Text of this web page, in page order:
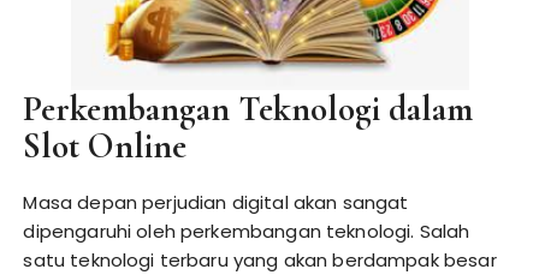
Perkembangan Teknologi dalam
Slot Online
Masa depan perjudian digital akan sangat
dipengaruhi oleh perkembangan teknologi. Salah
satu teknologi terbaru yang akan berdampak besar